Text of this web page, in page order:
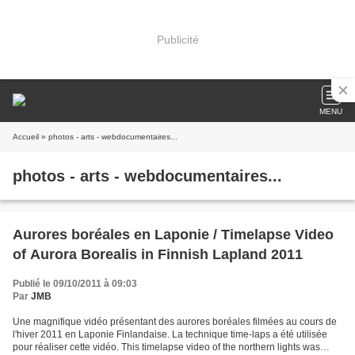
Publicité
MENU
Accueil » photos - arts - webdocumentaires...
photos - arts - webdocumentaires...
Aurores boréales en Laponie / Timelapse Video
of Aurora Borealis in Finnish Lapland 2011
Publié le 09/10/2011 à 09:03
Par JMB
Une magnifique vidéo présentant des aurores boréales filmées au cours de
l'hiver 2011 en Laponie Finlandaise. La technique time-laps a été utilisée
pour réaliser cette vidéo. This timelapse video of the northern lights was